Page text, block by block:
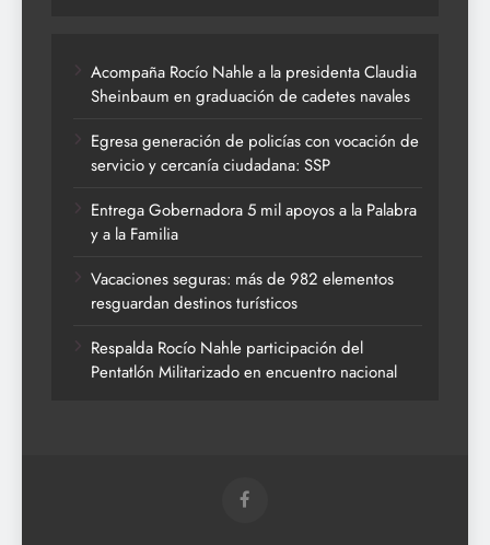
Acompaña Rocío Nahle a la presidenta Claudia
Sheinbaum en graduación de cadetes navales
Egresa generación de policías con vocación de
servicio y cercanía ciudadana: SSP
Entrega Gobernadora 5 mil apoyos a la Palabra
y a la Familia
Vacaciones seguras: más de 982 elementos
resguardan destinos turísticos
Respalda Rocío Nahle participación del
Pentatlón Militarizado en encuentro nacional